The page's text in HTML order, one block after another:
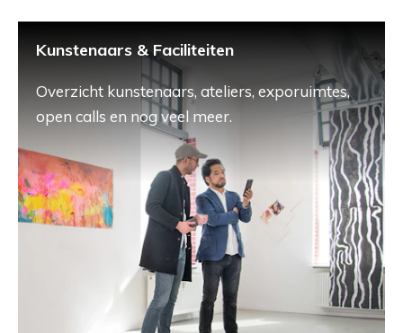
Kunstenaars & Faciliteiten
Overzicht kunstenaars, ateliers, exporuimtes,
open calls en nog veel meer.